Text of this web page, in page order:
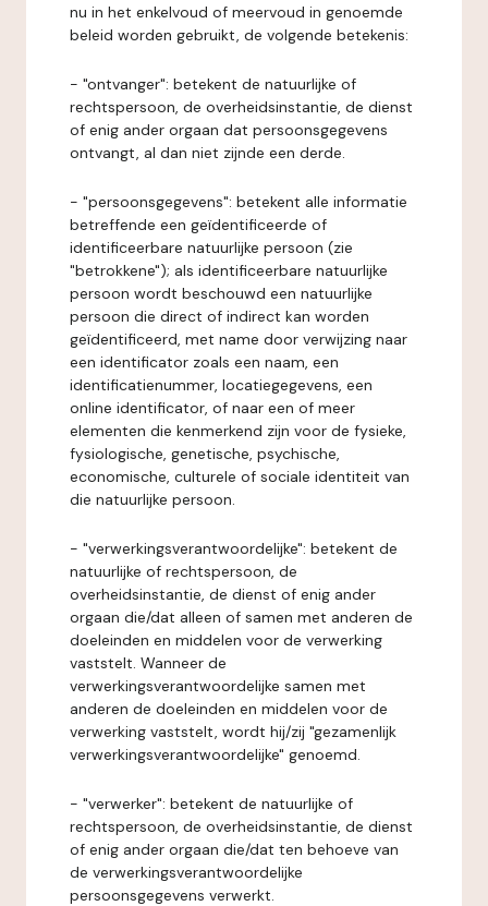
nu in het enkelvoud of meervoud in genoemde
beleid worden gebruikt, de volgende betekenis:
- "ontvanger": betekent de natuurlijke of
rechtspersoon, de overheidsinstantie, de dienst
of enig ander orgaan dat persoonsgegevens
ontvangt, al dan niet zijnde een derde.
- "persoonsgegevens": betekent alle informatie
betreffende een geïdentificeerde of
identificeerbare natuurlijke persoon (zie
"betrokkene"); als identificeerbare natuurlijke
persoon wordt beschouwd een natuurlijke
persoon die direct of indirect kan worden
geïdentificeerd, met name door verwijzing naar
een identificator zoals een naam, een
identificatienummer, locatiegegevens, een
online identificator, of naar een of meer
elementen die kenmerkend zijn voor de fysieke,
fysiologische, genetische, psychische,
economische, culturele of sociale identiteit van
die natuurlijke persoon.
- "verwerkingsverantwoordelijke": betekent de
natuurlijke of rechtspersoon, de
overheidsinstantie, de dienst of enig ander
orgaan die/dat alleen of samen met anderen de
doeleinden en middelen voor de verwerking
vaststelt. Wanneer de
verwerkingsverantwoordelijke samen met
anderen de doeleinden en middelen voor de
verwerking vaststelt, wordt hij/zij "gezamenlijk
verwerkingsverantwoordelijke" genoemd.
- "verwerker": betekent de natuurlijke of
rechtspersoon, de overheidsinstantie, de dienst
of enig ander orgaan die/dat ten behoeve van
de verwerkingsverantwoordelijke
persoonsgegevens verwerkt.